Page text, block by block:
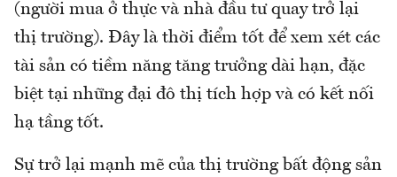
(người mua ở thực và nhà đầu tư quay trở lại
thị trường). Đây là thời điểm tốt để xem xét các
tài sản có tiềm năng tăng trưởng dài hạn, đặc
biệt tại những đại đô thị tích hợp và có kết nối
hạ tầng tốt.
Sự trở lại mạnh mẽ của thị trường bất động sản